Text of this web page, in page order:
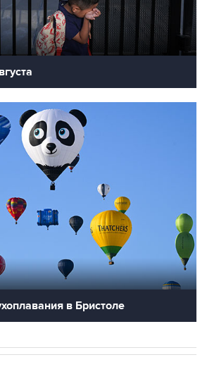
в Бристоле